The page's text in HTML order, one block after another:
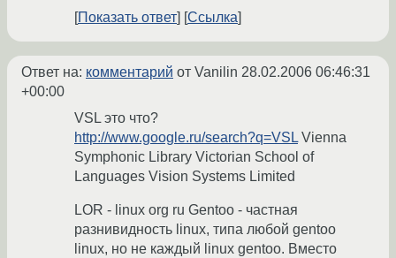
Показать ответ
Ссылка
Ответ на: комментарий от Vanilin 28.02.2006 06:46:31
+00:00
VSL это что?
http://www.google.ru/search?q=VSLVienna
Symphonic Library Victorian School of
Languages Vision Systems Limited
LOR - linux org ru Gentoo - частная
разнивидность linux, типа любой gentoo
linux, но не каждый linux gentoo. Вместо